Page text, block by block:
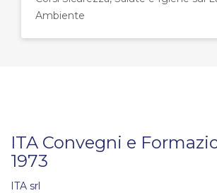
Ambiente
ITA Convegni e
1973
ITA srl